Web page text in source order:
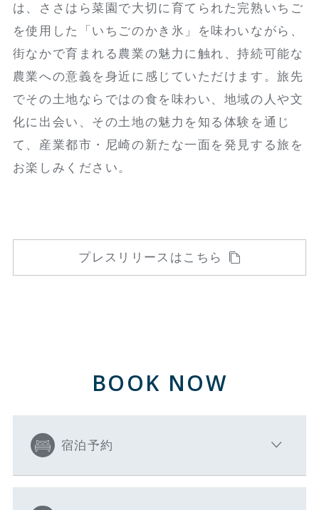
は、ささはら菜園で大切に育てられた完熟いちご
を使用した「いちごのかき氷」を味わいながら、
街なかで育まれる農業の魅力に触れ、持続可能な
農業への意義を身近に感じていただけます。旅先
でその土地ならではの食を味わい、地域の人や文
化に出会い、その土地の魅力を知る体験を通じ
て、産業都市・尼崎の新たな一面を発見する旅を
お楽しみください。
プレスリリースはこちら
BOOK NOW
宿泊予約